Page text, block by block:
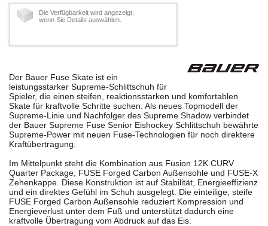
Die Verfügbarkeit wird angezeigt,
wenn Sie Details auswählen.
Der Bauer Fuse Skate ist ein
leistungsstarker Supreme-Schlittschuh für
Spieler, die einen steifen, reaktionsstarken und komfortablen
Skate für kraftvolle Schritte suchen. Als neues Topmodell der
Supreme-Linie und Nachfolger des Supreme Shadow verbindet
der Bauer Supreme Fuse Senior Eishockey Schlittschuh bewährte
Supreme-Power mit neuen Fuse-Technologien für noch direktere
Kraftübertragung.
Im Mittelpunkt steht die Kombination aus Fusion 12K CURV
Quarter Package, FUSE Forged Carbon Außensohle und FUSE-X
Zehenkappe. Diese Konstruktion ist auf Stabilität, Energieeffizienz
und ein direktes Gefühl im Schuh ausgelegt. Die einteilige, steife
FUSE Forged Carbon Außensohle reduziert Kompression und
Energieverlust unter dem Fuß und unterstützt dadurch eine
kraftvolle Übertragung vom Abdruck auf das Eis.